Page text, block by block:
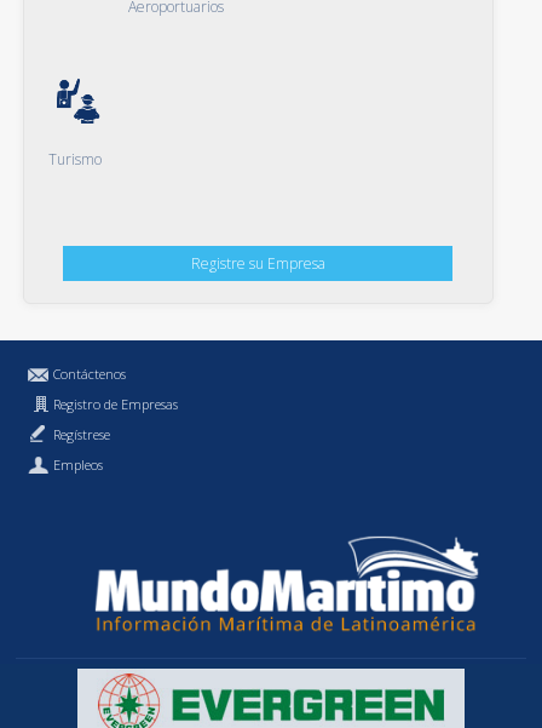
Aeroportuarios
Turismo
Registre su Empresa
Contáctenos
Registro de Empresas
Regístrese
Empleos
Política de Privacidad
MundoMaritimo.cl es una marca registrada de MundoMaritimo Ltda.